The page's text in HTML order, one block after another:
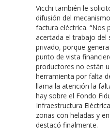
Vicchi también le
difusión del
factura eléctrica. “Nos
acertada el trabajo del
privado, porque
punto de vista
productores no están
herramienta por falta
llama la atención la
hay sobre el Fondo
Infraestructura
zonas con heladas y
destacó finalmente.